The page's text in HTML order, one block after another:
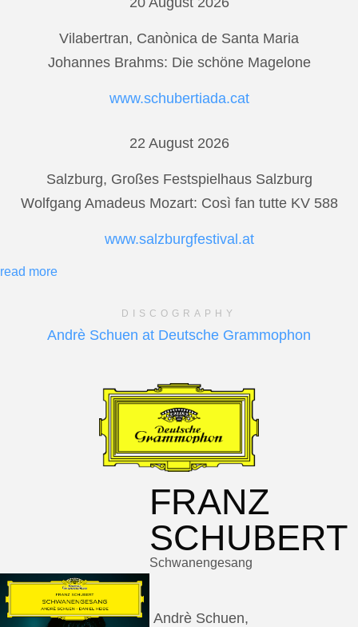
Vilabertran, Canònica de Santa Maria
Johannes Brahms: Die schöne Magelone
www.schubertiada.cat
22 August 2026
Salzburg, Großes Festspielhaus Salzburg
Wolfgang Amadeus Mozart: Così fan tutte KV 588
www.salzburgfestival.at
read more
DISCOGRAPHY
Andrè Schuen at Deutsche Grammophon
FRANZ
SCHUBERT
Schwanengesang
Andrè Schuen,